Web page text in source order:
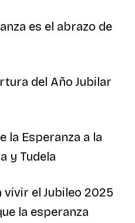
es el abrazo de
del Año Jubilar
la Esperanza a la
y Tudela
vivir el Jubileo 2025
la esperanza